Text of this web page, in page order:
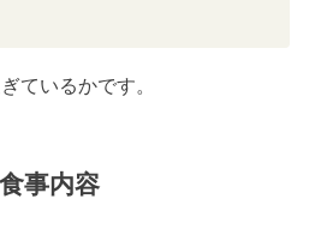
ているかです。
事内容